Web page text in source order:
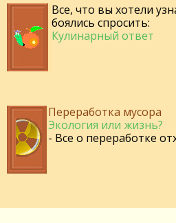
Все, что вы хотели
боялись спросить:
Кулинарный ответ
Переработка мусора
Экология или жизнь?
- Все о переработке